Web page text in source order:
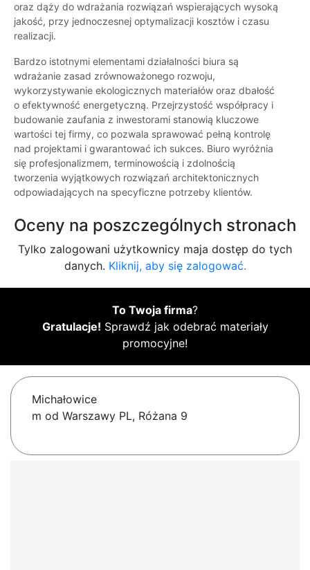
oraz dąży do wdrażania rozwiązań wspierających wysoką
jakość, przy jednoczesnej optymalizacji kosztów i czasu
realizacji.
Bardzo istotnymi elementami działalności biura są
wdrażanie zasad zrównoważonego rozwoju,
wykorzystywanie ekologicznych materiałów oraz dbałość
o efektywność energetyczną. Przejrzystość współpracy i
budowanie zaufania z inwestorami stanowią kluczowe
wartości tej firmy, co pozwala sprawować pełną kontrolę
nad projektami i gwarantować ich sukces. Biuro wyróżnia
się profesjonalizmem, terminowością i zdolnością
tworzenia wyjątkowych rozwiązań architektonicznych
odpowiadających na specyficzne potrzeby klientów.
Oceny na poszczególnych stronach
Tylko zalogowani użytkownicy maja dostęp do tych
danych. Kliknij, aby się zalogować.
To Twoja firma?
Gratulacje! Sprawdź jak odebrać materiały
promocyjne!
Michałowice
m od Warszawy PL, Różana 9